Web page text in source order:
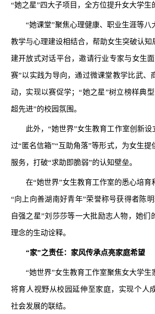
“她之星”四大子项目，全方位提升女大学生
“她课堂”聚焦心理健康、职业生涯等八
教学与心理建设相结合，帮助女生突破认知
建开放式对话平台，邀请行业专家与女生
赛”以实践为导向，通过微课堂教学比武、
动，实现以赛促学；“她之星”树立榜样典型
超先进”的校园氛围。
此外，“她世界”女生教育工作室创新设
过“匿名信箱”“互助角落”等形式，为女生提
服务，打破“求助即脆弱”的认知壁垒。
在“她世界”女生教育工作室的悉心培育
“向上向善湖南好青年”荣誉称号获得者陈
自强之星”刘莎莎等一大批励志人物，她们
理念的生动诠释。
“家”之责任：家风传承点亮家庭希望
“她世界”女生教育工作室聚焦女大学生
将育人视野从校园延伸至家庭，实现个人
社会发展的联结。